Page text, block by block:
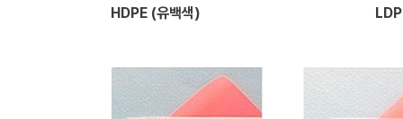
HDPE (유백색)